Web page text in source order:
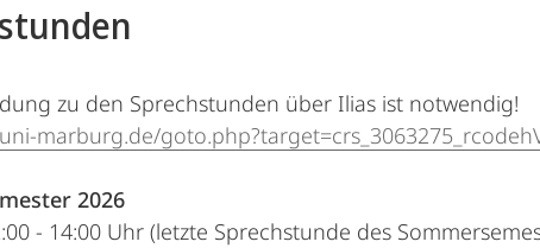
zu den Sprechstunden über Ilias ist notwendig!
marburg.de/
2026
- 14:00 Uhr (letzte Sprechstunde des